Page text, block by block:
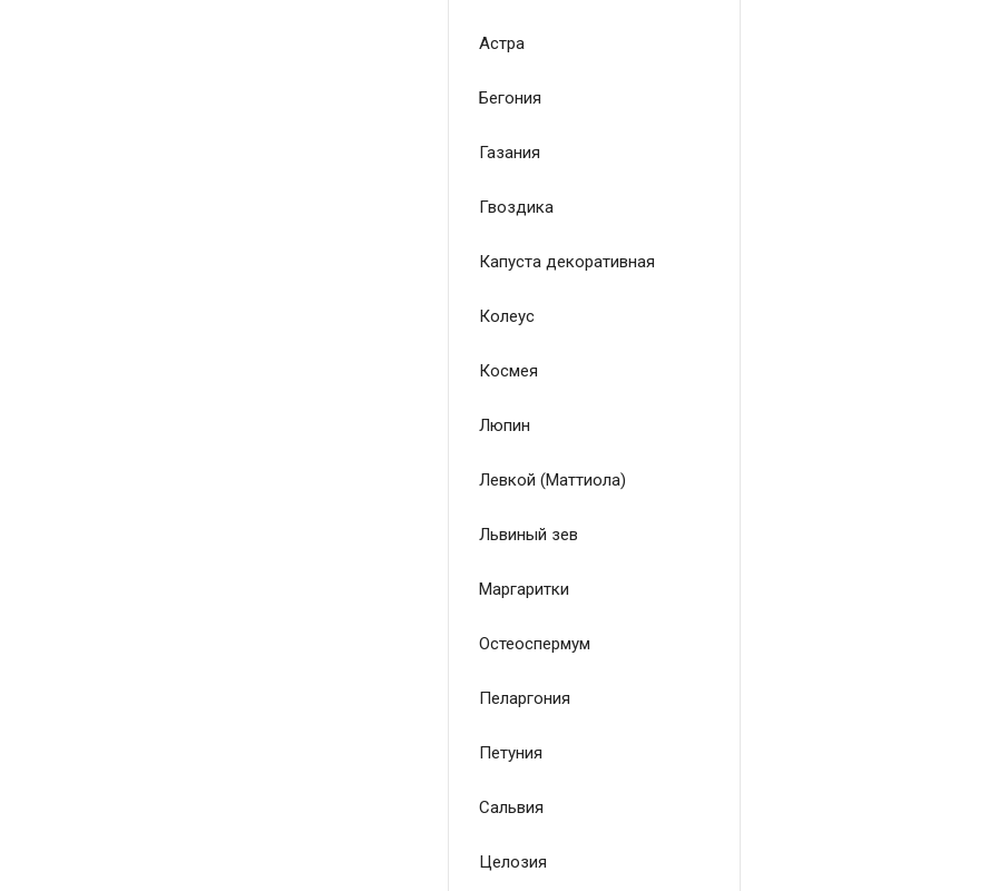
Астра
Бегония
Газания
Гвоздика
Капуста декоративная
Колеус
Космея
Люпин
Левкой (Маттиола)
Львиный зев
Маргаритки
Остеоспермум
Пеларгония
Петуния
Сальвия
Целозия